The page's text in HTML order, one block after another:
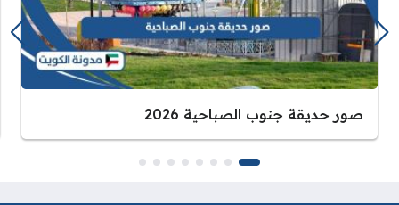
صور حديقة جنوب الصباحية 2026